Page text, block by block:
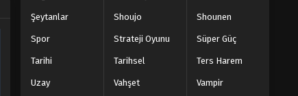
Şeytanlar Shoujo Shounen
Spor Strateji Oyunu Süper Güç
Tarihi Tarihsel Ters Harem
Uzay Vahşet Vampir